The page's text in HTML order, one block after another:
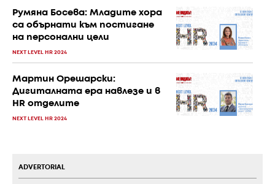
Румяна Босева: Младите хора
са обърнати към постигане
на персонални цели
NEXT LEVEL HR 2024
Мартин Орешарски:
Дигиталната ера навлезе и в
HR отделите
NEXT LEVEL HR 2024
ADVERTORIAL